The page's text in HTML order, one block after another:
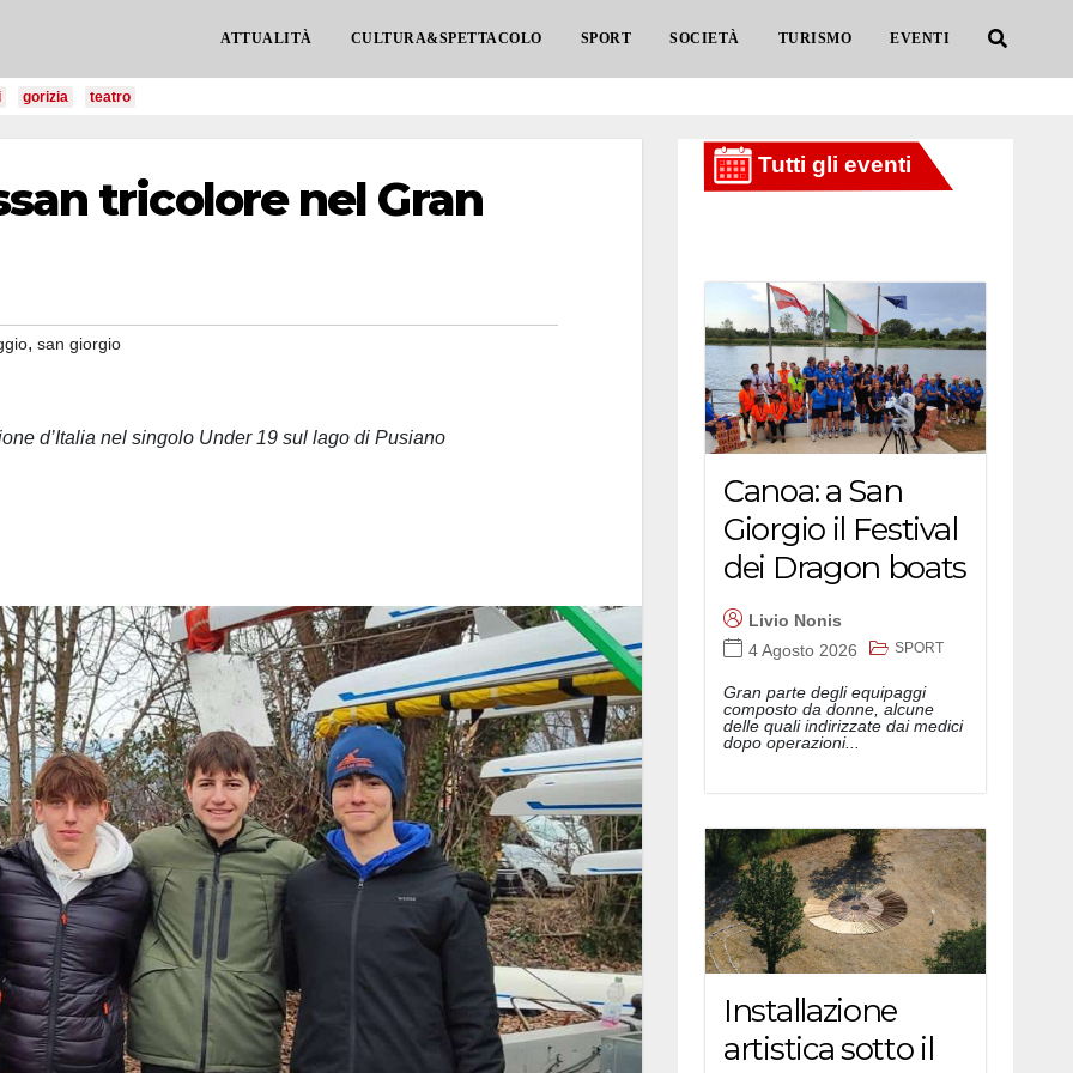
ATTUALITÀ CULTURA&SPETTACOLO SPORT SOCIETÀ TURISMO EVENTI
gorizia teatro
tricolore nel Gran
, san giorgio
d’Italia nel singolo Under 19 sul lago di Pusiano
Canoa: a San
Giorgio il Festival
dei Dragon boats
Livio Nonis
4 Agosto 2026
SPORT
Gran parte degli equipaggi
composto da donne, alcune
delle quali indirizzate dai medici
dopo operazioni...
Installazione
artistica sotto il